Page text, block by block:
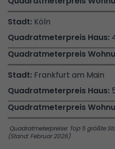
Quadratmeterpreise: Top 5 größte
(Stand: Februar 2026)
Köln
Frankfurt am Main